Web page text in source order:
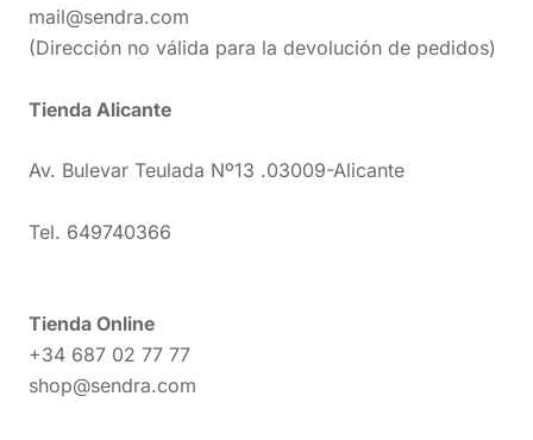
mail@sendra.com
(Dirección no válida para la devolución de pedidos)
Tienda Alicante
Av. Bulevar Teulada Nº13 .03009-Alicante
Tel. 649740366
Tienda Online
+34 687 02 77 77
shop@sendra.com